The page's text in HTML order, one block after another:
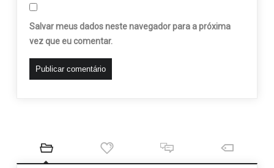
Salvar meus dados neste navegador para a próxima
vez que eu comentar.